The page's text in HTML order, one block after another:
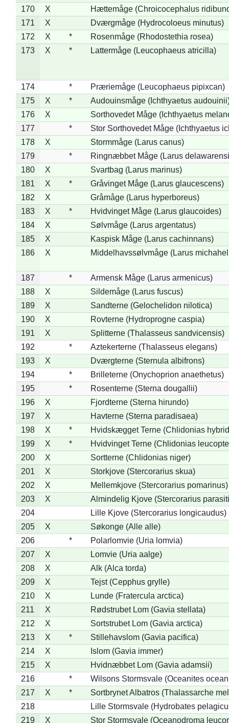
170
X
Hættemåge (Chroicocephalus
171
X
Dværgmåge (Hydrocoloeus minutus)
172
X *
Rosenmåge (Rhodostethia rosea)
173
X * Lattermåge (Leucophaeus atricilla)
174 *
Præriemåge (Leucophaeus pipixcan)
175
X *
Audouinsmåge (Ichthyaetus
176
X
Sorthovedet Måge (Ichthyaetus
177
*
Stor Sorthovedet Måge (Ichthyaetus
178
X
Stormmåge (Larus canus)
179
*
Ringnæbbet Måge (Larus
180
X
Svartbag (Larus marinus)
181
X *
Gråvinget Måge (Larus glaucescens)
182
X
Gråmåge (Larus hyperboreus)
183
X *
Hvidvinget Måge (Larus glaucoides)
184
X
Sølvmåge (Larus argentatus)
185
X
Kaspisk Måge (Larus cachinnans)
186
X Middelhavssølvmåge (Larus
187 *
Armensk Måge (Larus armenicus)
188
X
Sildemåge (Larus fuscus)
189
X
Sandterne (Gelochelidon nilotica)
190
X
Rovterne (Hydroprogne caspia)
191
X
Splitterne (Thalasseus sandvicensis)
192
*
Aztekerterne (Thalasseus elegans)
193
X
Dværgterne (Sternula albifrons)
194
*
Brilleterne (Onychoprion anaethetus)
195
*
Rosenterne (Sterna dougallii)
196
X
Fjordterne (Sterna hirundo)
197
X
Havterne (Sterna paradisaea)
198
X *
Hvidskægget Terne (Chlidonias
199
X *
Hvidvinget Terne (Chlidonias
200
X
Sortterne (Chlidonias niger)
201
X
Storkjove (Stercorarius skua)
202
X
Mellemkjove (Stercorarius pomarinus)
203
X
Almindelig Kjove (Stercorarius
204
Lille Kjove (Stercorarius longicaudus)
205
X
Søkonge (Alle alle)
206
*
Polarlomvie (Uria lomvia)
207
X
Lomvie (Uria aalge)
208
X
Alk (Alca torda)
209
X
Tejst (Cepphus grylle)
210
X
Lunde (Fratercula arctica)
211
X
Rødstrubet Lom (Gavia stellata)
212
X
Sortstrubet Lom (Gavia arctica)
213
X *
Stillehavslom (Gavia pacifica)
214
X
Islom (Gavia immer)
215
X
Hvidnæbbet Lom (Gavia adamsii)
216
*
Wilsons Stormsvale (Oceanites
217
X *
Sortbrynet Albatros (Thalassarche
218
Lille Stormsvale (Hydrobates
219
X Stor Stormsvale (Oceanodroma